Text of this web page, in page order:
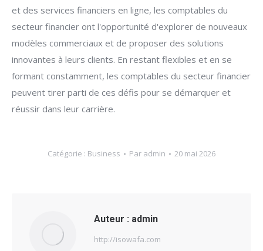
et des services financiers en ligne, les comptables du
secteur financier ont l'opportunité d'explorer de nouveaux
modèles commerciaux et de proposer des solutions
innovantes à leurs clients. En restant flexibles et en se
formant constamment, les comptables du secteur financier
peuvent tirer parti de ces défis pour se démarquer et
réussir dans leur carrière.
Catégorie : Business Par admin 20 mai 2026
Auteur : admin
http://isowafa.com